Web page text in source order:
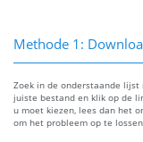
Methode 1:
Zoek in de onderstaande lijst
juiste bestand en klik op de
u moet kiezen, lees dan het
om het probleem op te lossen